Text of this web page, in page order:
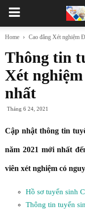
Home Cao đẳng Xét nghiệm
Thông tin
Xét
nhất
Tháng 6 24, 2021
Cập nhật thông tin
năm 2021 mới nhất
viên xét nghiệm có
Hồ sơ tuyển sinh
Thông tin tuyển